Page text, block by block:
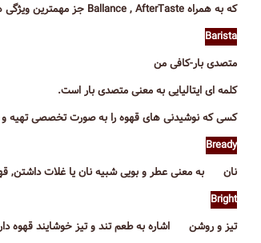
که به همراه Ballance , AfterTaste جز مهمترین ویژگی های قهوه است.
Barista
متصدی بار-کافی من
کلمه ای ایتالیایی به معنی متصدی بار است.
کسی که نوشیدنی های قهوه را به صورت تخصصی تهیه و
Bready
نان به معنی عطر و بویی شبیه نان یا غلات داشتن,
Bright
تیز و روشن اشاره به طعم تند و تیز خوشایند قهوه